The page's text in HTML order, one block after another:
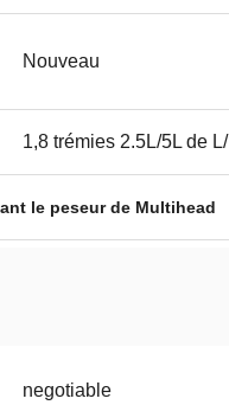
Nouveau
1,8 trémies 2.5L/5L de L/
le peseur de Multihead
negotiable